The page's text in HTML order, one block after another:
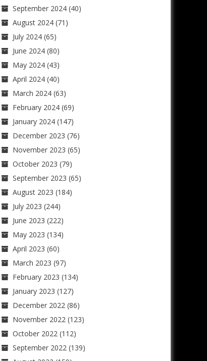
September 2024(40)
August 2024(71)
July 2024(65)
June 2024(80)
May 2024(43)
April 2024(40)
March 2024(63)
February 2024(69)
January 2024(147)
December 2023 (76)
November 2023 (65)
October 2023 (79)
September 2023 (65)
August 2023 (184)
July 2023 (244)
June 2023 (222)
May 2023 (134)
April 2023 (60)
March 2023 (97)
February 2023 (134)
January 2023 (127)
December 2022(86)
November 2022(123)
October 2022(112)
September 2022(139)